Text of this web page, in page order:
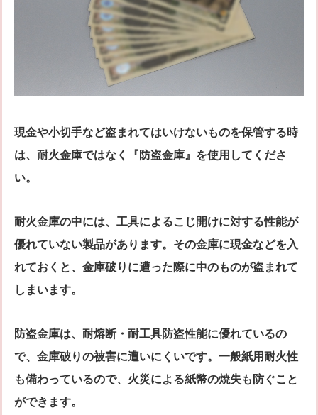
現金や小切手など盗まれてはいけないものを保管する時
は、耐火金庫ではなく『防盗金庫』を使用してくださ
い。
耐火金庫の中には、工具によるこじ開けに対する性能が
優れていない製品があります。その金庫に現金などを入
れておくと、金庫破りに遭った際に中のものが盗まれて
しまいます。
防盗金庫は、耐熔断・耐工具防盗性能に優れているの
で、金庫破りの被害に遭いにくいです。一般紙用耐火性
も備わっているので、火災による紙幣の焼失も防ぐこと
ができます。